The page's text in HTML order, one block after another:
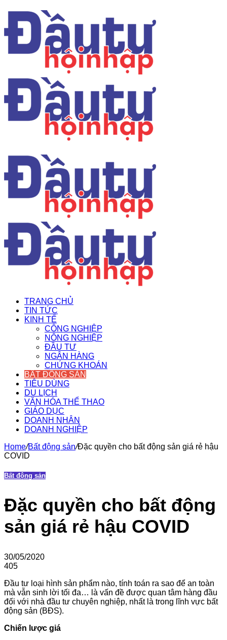
TRANG CHỦ
TIN TỨC
KINH TẾ
CÔNG NGHIỆP
NÔNG NGHIỆP
ĐẦU TƯ
NGÂN HÀNG
CHỨNG KHOÁN
BẤT ĐỘNG SẢN
TIÊU DÙNG
DU LỊCH
VĂN HÓA THỂ THAO
GIÁO DỤC
DOANH NHÂN
DOANH NGHIỆP
Home/Bất động sản/Đặc quyền cho bất động sản giá rẻ hậu
COVID
Bất động sản
Đặc quyền cho bất động
sản giá rẻ hậu COVID
30/05/2020
405
Đầu tư loại hình sản phẩm nào, tính toán ra sao để an toàn
mà vẫn sinh lời tối đa… là vấn đề được quan tâm hàng đầu
đối với nhà đầu tư chuyên nghiệp, nhất là trong lĩnh vực bất
động sản (BĐS).
Chiến lược giá